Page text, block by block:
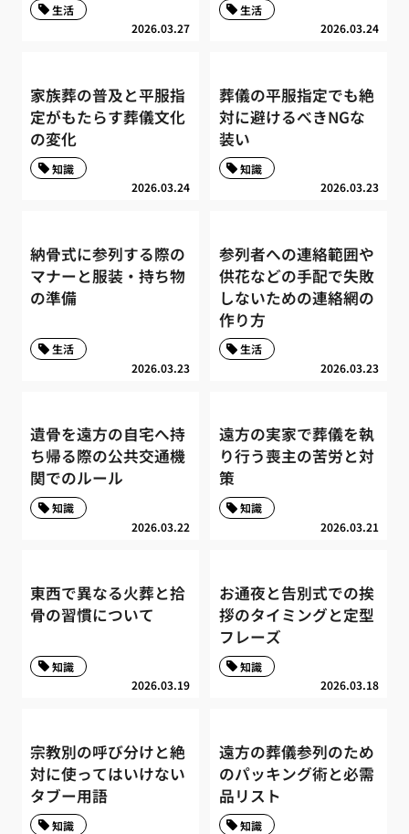
2026.03.27
生活
2026.03.24
生活
家族葬の普及と平服指
定がもたらす葬儀文化
の変化
2026.03.24
知識
葬儀の平服指定でも絶
対に避けるべきNGな
装い
2026.03.23
知識
納骨式に参列する際の
マナーと服装・持ち物
の準備
2026.03.23
生活
参列者への連絡範囲や
供花などの手配で失敗
しないための連絡網の
作り方
2026.03.23
生活
遺骨を遠方の自宅へ持
ち帰る際の公共交通機
関でのルール
2026.03.22
知識
遠方の実家で葬儀を執
り行う喪主の苦労と対
策
2026.03.21
知識
東西で異なる火葬と拾
骨の習慣について
2026.03.19
知識
お通夜と告別式での挨
拶のタイミングと定型
フレーズ
2026.03.18
知識
宗教別の呼び分けと絶
対に使ってはいけない
タブー用語
知識
遠方の葬儀参列のため
のパッキング術と必需
品リスト
知識